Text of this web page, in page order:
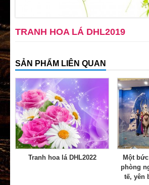
TRANH HOA LÁ DHL2019
SẢN PHẨM LIÊN QUAN
Tranh hoa lá DHL2022
Một
phòng
tế, yên